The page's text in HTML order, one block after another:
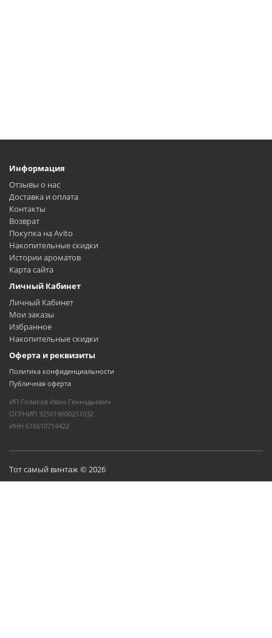
Информация
Отзывы о нас
Доставка и оплата
Контакты
Возврат
Покупка на Avito
Накопительные скидки
Истории ароматов
Карта сайта
Личный Кабинет
Личный Кабинет
Мои заказы
Избранное
Накопительные скидки
Оферта и реквизиты
Политика конфиденциальности
Публичная оферта
ИП Голиков Иван Геннадьевич
ОГРНИП 325619600251032
ИНН 616510714422
Тот самый винтаж © 2026